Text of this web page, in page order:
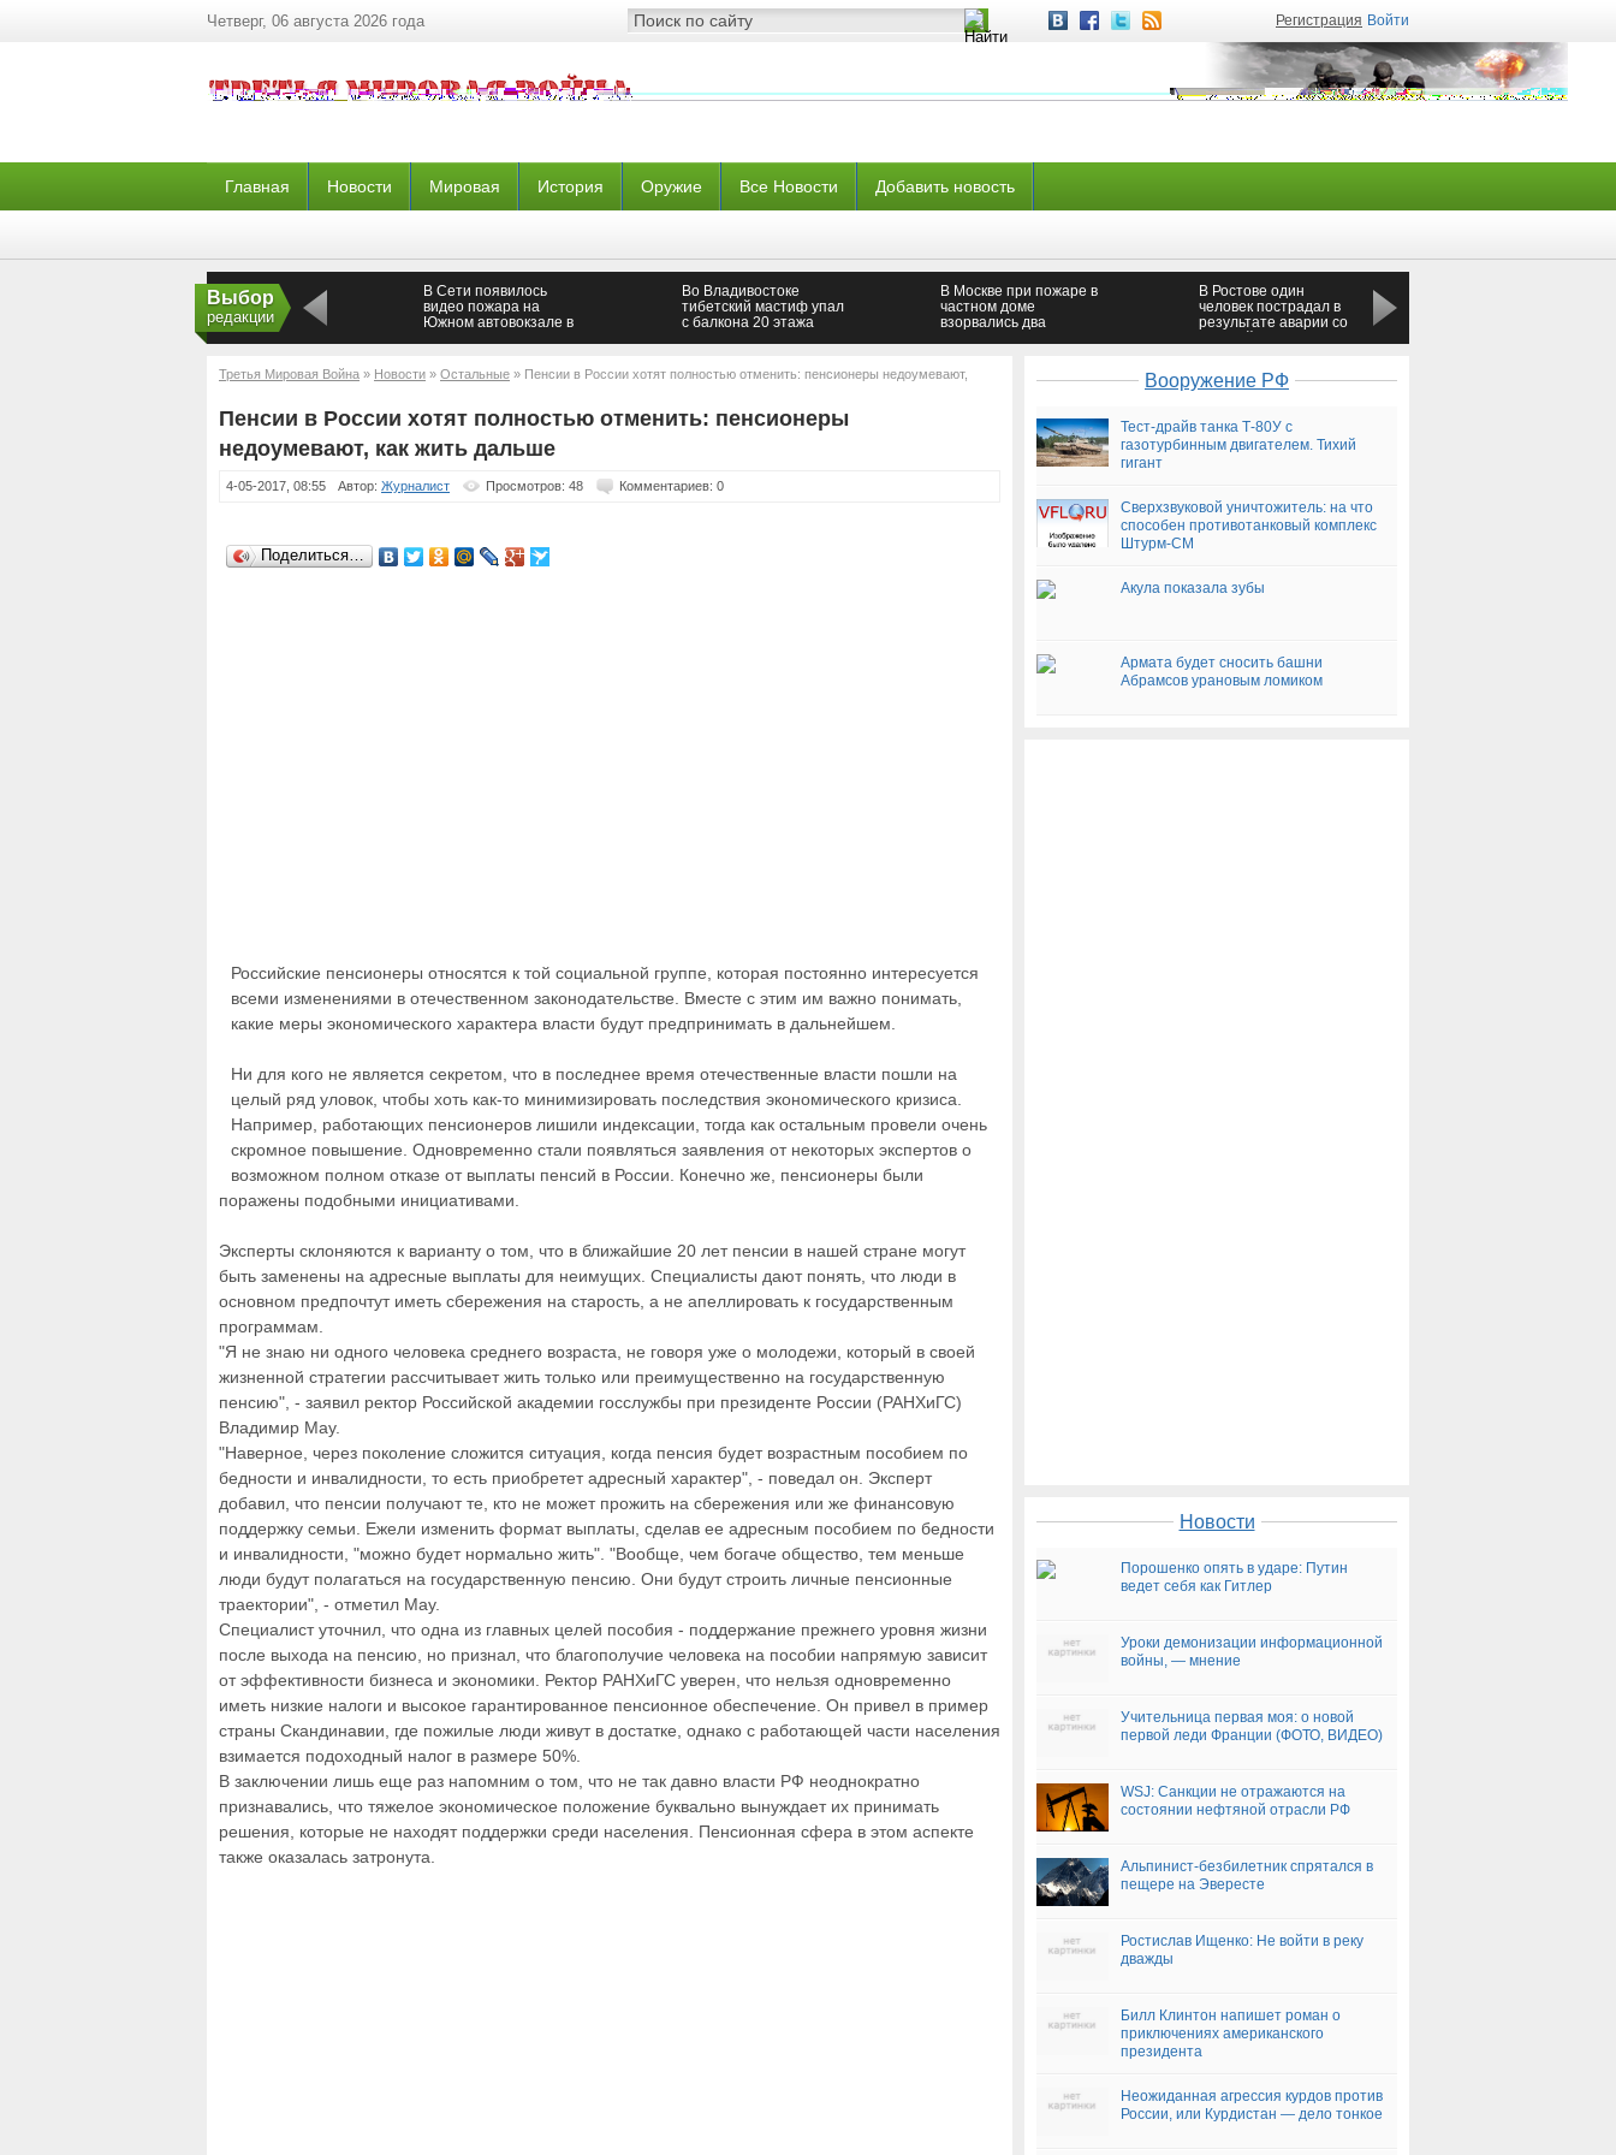
Четверг, 06 августа 2026 года Регистрация Войти
Главная Новости Мировая История Оружие Все Новости Добавить новость
Выбор
редакции
В Сети появилось
видео пожара на
Южном автовокзале в
Во Владивостоке
тибетский мастиф упал
с балкона 20 этажа
В Москве при пожаре в
частном доме
взорвались два
В Ростове один
человек пострадал в
результате аварии со
Третья Мировая Война » Новости » Остальные » Пенсии в России хотят полностью отменить: пенсионеры недоумевают,
как жить дальше
Пенсии в России хотят полностью отменить: пенсионеры
недоумевают, как жить дальше
4-05-2017, 08:55 Автор: Журналист Просмотров: 48 Комментариев: 0
Поделиться…
Российские пенсионеры относятся к той социальной группе, которая постоянно интересуется
всеми изменениями в отечественном законодательстве. Вместе с этим им важно понимать,
какие меры экономического характера власти будут предпринимать в дальнейшем.
Ни для кого не является секретом, что в последнее время отечественные власти пошли на
целый ряд уловок, чтобы хоть как-то минимизировать последствия экономического кризиса.
Например, работающих пенсионеров лишили индексации, тогда как остальным провели очень
скромное повышение. Одновременно стали появляться заявления от некоторых экспертов о
возможном полном отказе от выплаты пенсий в России. Конечно же, пенсионеры были
поражены подобными инициативами.
Эксперты склоняются к варианту о том, что в ближайшие 20 лет пенсии в нашей стране могут
быть заменены на адресные выплаты для неимущих. Специалисты дают понять, что люди в
основном предпочтут иметь сбережения на старость, а не апеллировать к государственным
программам.
"Я не знаю ни одного человека среднего возраста, не говоря уже о молодежи, который в своей
жизненной стратегии рассчитывает жить только или преимущественно на государственную
пенсию", - заявил ректор Российской академии госслужбы при президенте России (РАНХиГС)
Владимир Мау.
"Наверное, через поколение сложится ситуация, когда пенсия будет возрастным пособием по
бедности и инвалидности, то есть приобретет адресный характер", - поведал он. Эксперт
добавил, что пенсии получают те, кто не может прожить на сбережения или же финансовую
поддержку семьи. Ежели изменить формат выплаты, сделав ее адресным пособием по бедности
и инвалидности, "можно будет нормально жить". "Вообще, чем богаче общество, тем меньше
люди будут полагаться на государственную пенсию. Они будут строить личные пенсионные
траектории", - отметил Мау.
Специалист уточнил, что одна из главных целей пособия - поддержание прежнего уровня жизни
после выхода на пенсию, но признал, что благополучие человека на пособии напрямую зависит
от эффективности бизнеса и экономики. Ректор РАНХиГС уверен, что нельзя одновременно
иметь низкие налоги и высокое гарантированное пенсионное обеспечение. Он привел в пример
страны Скандинавии, где пожилые люди живут в достатке, однако с работающей части населения
взимается подоходный налог в размере 50%.
В заключении лишь еще раз напомним о том, что не так давно власти РФ неоднократно
признавались, что тяжелое экономическое положение буквально вынуждает их принимать
решения, которые не находят поддержки среди населения. Пенсионная сфера в этом аспекте
также оказалась затронута.
Вооружение РФ
Тест-драйв танка Т-80У с
газотурбинным двигателем. Тихий
гигант
Сверхзвуковой уничтожитель: на что
способен противотанковый комплекс
Штурм-СМ
Акула показала зубы
Армата будет сносить башни
Абрамсов урановым ломиком
Новости
Порошенко опять в ударе: Путин
ведет себя как Гитлер
Уроки демонизации информационной
войны, — мнение
Учительница первая моя: о новой
первой леди Франции (ФОТО, ВИДЕО)
WSJ: Санкции не отражаются на
состоянии нефтяной отрасли РФ
Альпинист-безбилетник спрятался в
пещере на Эвересте
Ростислав Ищенко: Не войти в реку
дважды
Билл Клинтон напишет роман о
приключениях американского
президента
Неожиданная агрессия курдов против
России, или Курдистан — дело тонкое